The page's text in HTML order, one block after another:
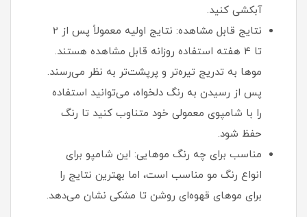
آبکشی کنید.
نتایج قابل مشاهده: نتایج اولیه معمولاً پس از 2
تا 4 هفته استفاده روزانه قابل مشاهده هستند.
موها به تدریج تیره‌تر و پرپشت‌تر به نظر می‌رسند.
پس از رسیدن به رنگ دلخواه، می‌توانید استفاده
را با شامپوی معمولی خود متناوب کنید تا رنگ
حفظ شود.
مناسب برای چه رنگ موهایی: این شامپو برای
انواع رنگ مو مناسب است، اما بهترین نتایج را
برای موهای قهوه‌ای روشن تا مشکی نشان می‌دهد.